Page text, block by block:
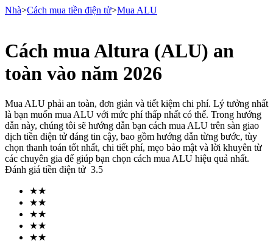
Hợp đồng tương lai
Futures sử dụng USDT làm tài sản thế chấp
Nhà>Cách mua tiền điện tử>Mua ALU
Cách mua Altura (ALU) an
toàn vào năm 2026
Mua ALU phải an toàn, đơn giản và tiết kiệm chi phí. Lý tưởng nhất
là bạn muốn mua ALU với mức phí thấp nhất có thể. Trong hướng
dẫn này, chúng tôi sẽ hướng dẫn bạn cách mua ALU trên sàn giao
dịch tiền điện tử đáng tin cậy, bao gồm hướng dẫn từng bước, tùy
chọn thanh toán tốt nhất, chi tiết phí, mẹo bảo mật và lời khuyên từ
các chuyên gia để giúp bạn chọn cách mua ALU hiệu quả nhất.
Đánh giá tiền điện tử 3.5
★★
★★
★★
★★
★★